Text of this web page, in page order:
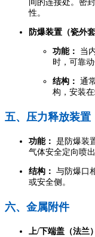
间的连接处。密
性。
防爆装置（瓷外
功能：
当
时，可靠
结构： 通
构，安装
五、压力释放装置
功能： 是防爆装
气体安全定向喷
结构： 与防爆口
或安全侧。
六、金属附件
上/下端盖（法兰